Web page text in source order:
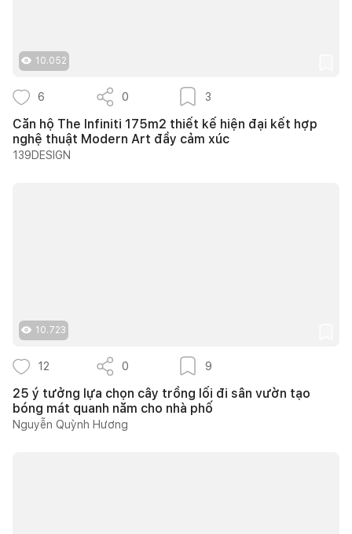
10.052
6 0 3
Căn hộ The Infiniti 175m2 thiết kế hiện đại kết hợp
nghệ thuật Modern Art đầy cảm xúc
139DESIGN
10.723
12 0 9
25 ý tưởng lựa chọn cây trồng lối đi sân vườn tạo
bóng mát quanh năm cho nhà phố
Nguyễn Quỳnh Hương